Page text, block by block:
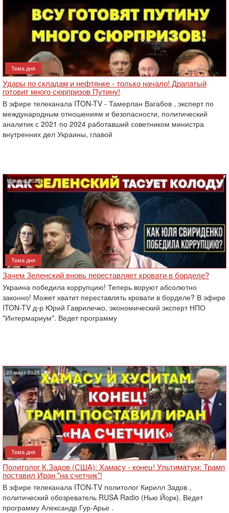
Тема дня
Удары по складам и нефтянке - только начало! Драпатый
готовит много сюрпризов Путину!
В эфире телеканала ITON-TV - Тамерлан Вагабов , эксперт по
международным отношениям и безопасности, политический
аналитик с 2021 по 2024 работавший советником министра
внутренних дел Украины, главой
17 июль 2026
Тема дня
Зачем Зеленский вновь переставляет кровати в борделе?
Украина победила коррупцию! Теперь воруют абсолютно
законно! Может хватит переставлять кровати в борделе? В эфире
ITON-TV д-р Юрий Гаврилечко, экономический эксперт НПО
"Интермариум". Ведет программу
20 март 2025
Тема дня
Политолог К.Задов (США): Хамасу - конец! Ультиматум: Трамп
поставил Иран "на счетчик"!
В эфире телеканала ITON-TV политолог Кирилл Задов ,
политический обозреватель RUSA Radio (Нью Йорк). Ведет
программу Александр Гур-Арье .